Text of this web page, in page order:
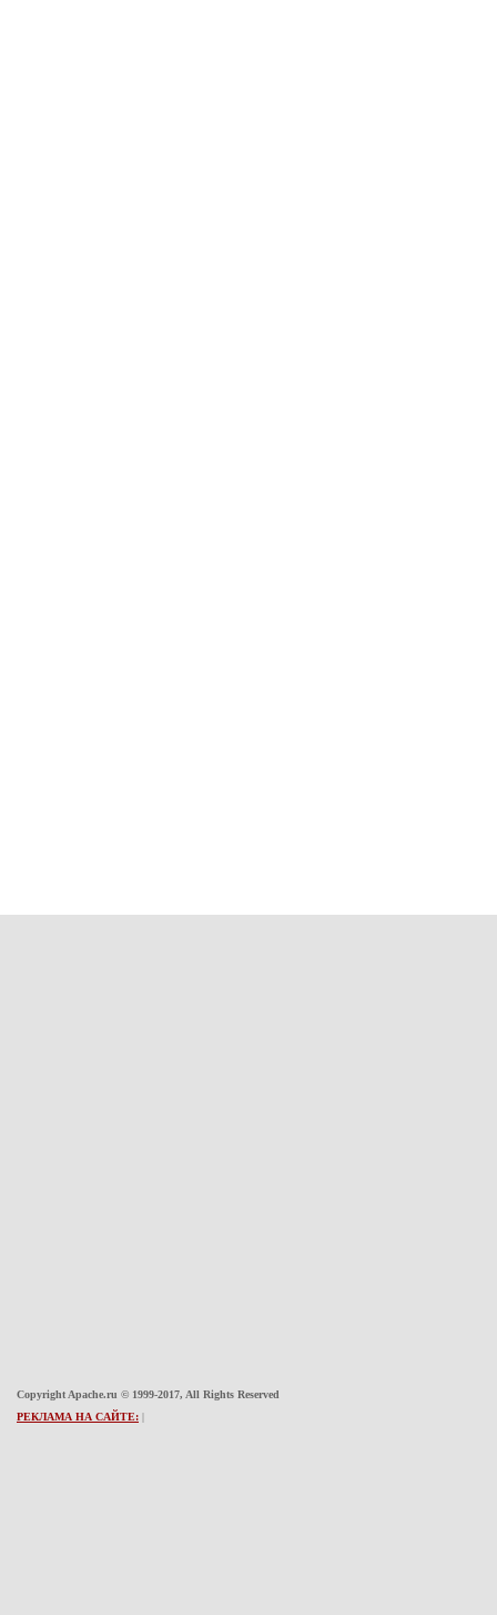
Copyright Apache.ru © 1999-2017, All Rights Reserved
РЕКЛАМА НА САЙТЕ: |